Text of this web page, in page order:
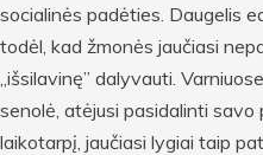
socialinės padėties. Daugelis
todėl, kad žmonės jaučiasi
„išsilavinę” dalyvauti.
senolė, atėjusi pasidalinti savo
laikotarpį, jaučiasi lygiai taip